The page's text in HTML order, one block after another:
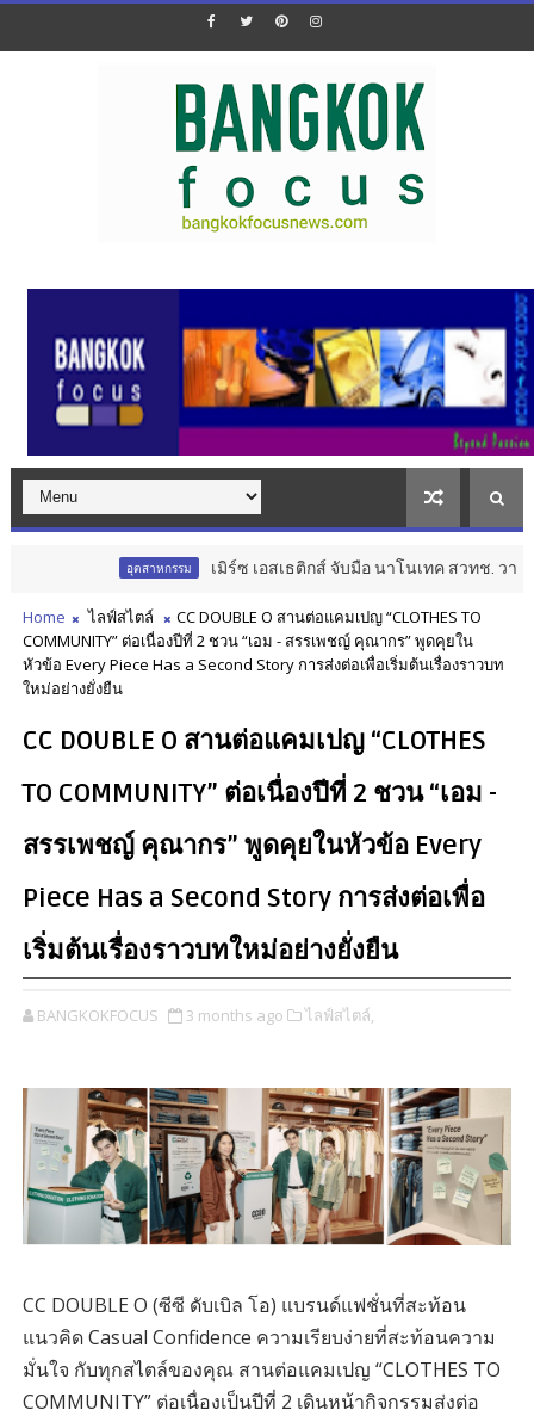
อุตสาหกรรม เมิร์ซ เอสเธติกส์ จับมือ นาโนเทค สวทช. วางรากฐ
Home ไลฟ์สไตล์
CC DOUBLE O สานต่อแคมเปญ “CLOTHES TO
COMMUNITY” ต่อเนื่องปีที่ 2 ชวน “เอม - สรรเพชญ์ คุณากร” พูดคุยใน
หัวข้อ Every Piece Has a Second Story การส่งต่อเพื่อเริ่มต้นเรื่องราวบท
ใหม่อย่างยั่งยืน
CC DOUBLE O สานต่อแคมเปญ “CLOTHES
TO COMMUNITY” ต่อเนื่องปีที่ 2 ชวน “เอม -
สรรเพชญ์ คุณากร” พูดคุยในหัวข้อ Every
Piece Has a Second Story การส่งต่อเพื่อ
เริ่มต้นเรื่องราวบทใหม่อย่างยั่งยืน
BANGKOKFOCUS 3 months ago ไลฟ์สไตล์,
CC DOUBLE O (ซีซี ดับเบิล โอ) แบรนด์แฟชั่นที่สะท้อน
แนวคิด Casual Confidence ความเรียบง่ายที่สะท้อนความ
มั่นใจ กับทุกสไตล์ของคุณ สานต่อแคมเปญ “CLOTHES TO
COMMUNITY” ต่อเนื่องเป็นปีที่ 2 เดินหน้ากิจกรรมส่งต่อ